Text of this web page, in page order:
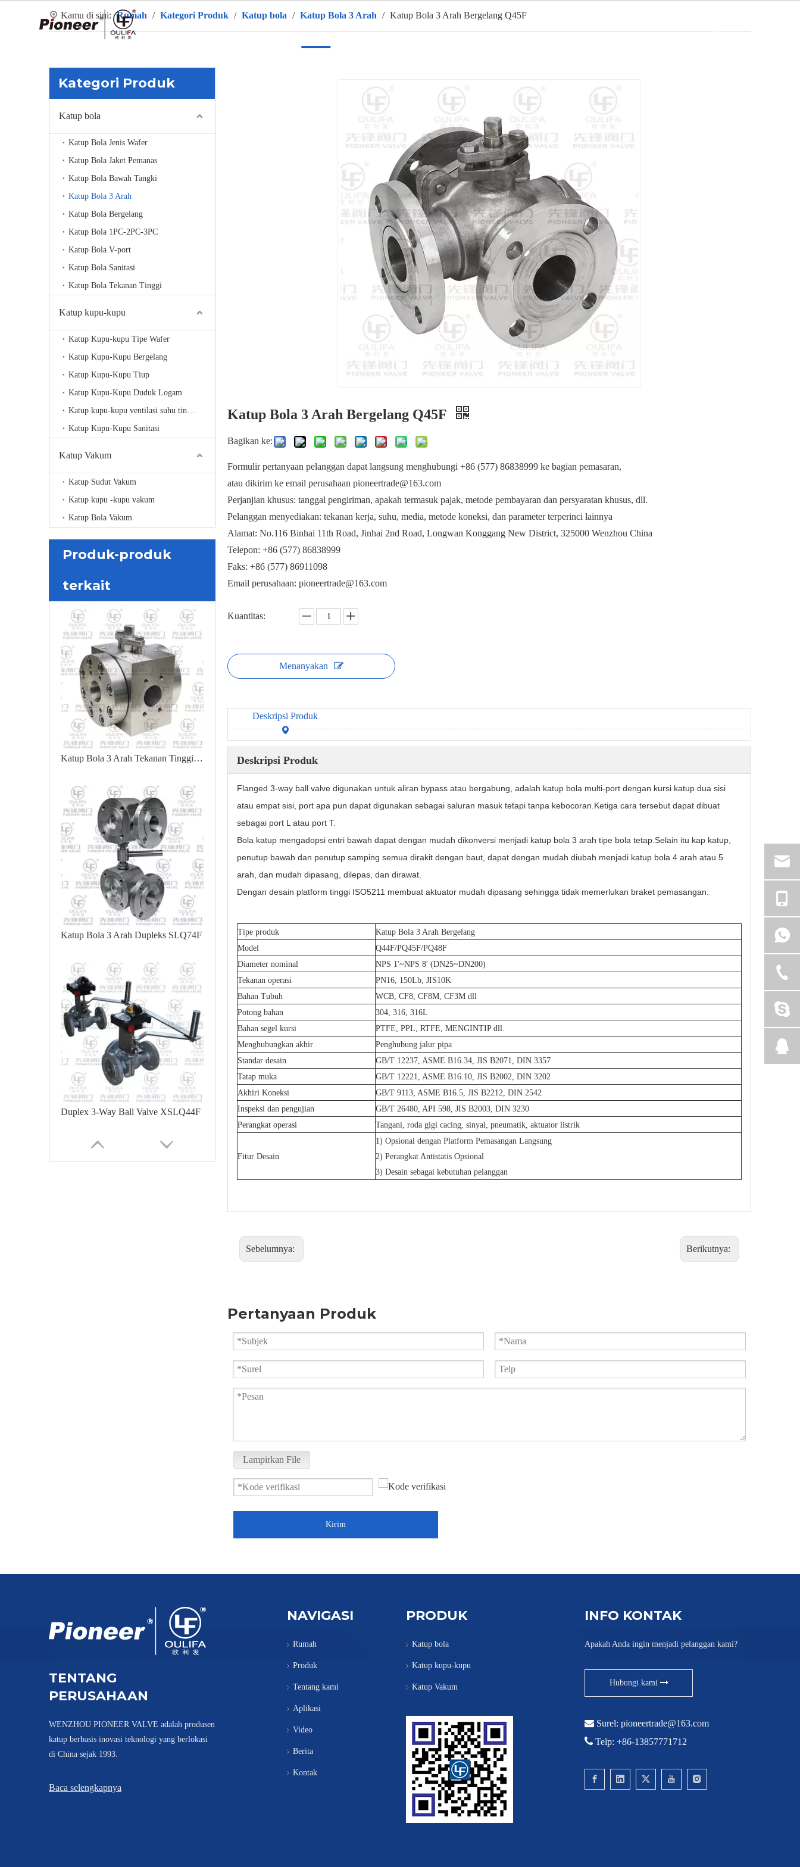
indonesia
Kamu di sini: Rumah / Kategori Produk / Katup bola / Katup Bola 3 Arah / Katup Bola 3 Arah Bergelang Q45F
Kategori Produk
Katup bola
Katup Bola Jenis Wafer
Katup Bola Jaket Pemanas
Katup Bola Bawah Tangki
Katup Bola 3 Arah
Katup Bola Bergelang
Katup Bola 1PC-2PC-3PC
Katup Bola V-port
Katup Bola Sanitasi
Katup Bola Tekanan Tinggi
Katup kupu-kupu
Katup Kupu-kupu Tipe Wafer
Katup Kupu-Kupu Bergelang
Katup Kupu-Kupu Tiup
Katup Kupu-Kupu Duduk Logam
Katup kupu-kupu ventilasi suhu tinggi
Katup Kupu-Kupu Sanitasi
Katup Vakum
Katup Sudut Vakum
Katup kupu -kupu vakum
Katup Bola Vakum
Produk-produk
terkait
Katup Bola 3 Arah Tekanan Tinggi Q44PEEK-3000PSI
Katup Bola 3 Arah Dupleks SLQ74F
Duplex 3-Way Ball Valve XSLQ44F
Katup Bola 3 Arah Bergelang Vertikal PSQ73F
Katup Bola 3 Arah Bergelang Q45F
Bagikan ke:
Formulir pertanyaan pelanggan dapat langsung menghubungi +86 (577) 86838999 ke bagian pemasaran,
atau dikirim ke email perusahaan pioneertrade@163.com
Perjanjian khusus: tanggal pengiriman, apakah termasuk pajak, metode pembayaran dan persyaratan khusus, dll.
Pelanggan menyediakan: tekanan kerja, suhu, media, metode koneksi, dan parameter terperinci lainnya
Alamat: No.116 Binhai 11th Road, Jinhai 2nd Road, Longwan Konggang New District, 325000 Wenzhou China
Telepon: +86 (577) 86838999
Faks: +86 (577) 86911098
Email perusahaan: pioneertrade@163.com
Kuantitas:
Menanyakan
Deskripsi Produk
Deskripsi Produk
Flanged 3-way ball valve digunakan untuk aliran bypass atau bergabung, adalah katup bola multi-port dengan kursi katup dua sisi
atau empat sisi, port apa pun dapat digunakan sebagai saluran masuk tetapi tanpa kebocoran.Ketiga cara tersebut dapat dibuat
sebagai port L atau port T.
Bola katup mengadopsi entri bawah dapat dengan mudah dikonversi menjadi katup bola 3 arah tipe bola tetap.Selain itu kap katup,
penutup bawah dan penutup samping semua dirakit dengan baut, dapat dengan mudah diubah menjadi katup bola 4 arah atau 5
arah, dan mudah dipasang, dilepas, dan dirawat.
Dengan desain platform tinggi ISO5211 membuat aktuator mudah dipasang sehingga tidak memerlukan braket pemasangan.
Tipe produk
Katup Bola 3 Arah Bergelang
Model
Q44F/PQ45F/PQ48F
Diameter nominal
NPS 1'~NPS 8' (DN25~DN200)
Tekanan operasi
PN16, 150Lb, JIS10K
Bahan Tubuh
WCB, CF8, CF8M, CF3M dll
Potong bahan
304, 316, 316L
Bahan segel kursi
PTFE, PPL, RTFE, MENGINTIP dll.
Menghubungkan akhir
Penghubung jalur pipa
Standar desain
GB/T 12237, ASME B16.34, JIS B2071, DIN 3357
Tatap muka
GB/T 12221, ASME B16.10, JIS B2002, DIN 3202
Akhiri Koneksi
GB/T 9113, ASME B16.5, JIS B2212, DIN 2542
Inspeksi dan pengujian
GB/T 26480, API 598, JIS B2003, DIN 3230
Perangkat operasi
Tangani, roda gigi cacing, sinyal, pneumatik, aktuator listrik
Fitur Desain
1) Opsional dengan Platform Pemasangan Langsung
2) Perangkat Antistatis Opsional
3) Desain sebagai kebutuhan pelanggan
Sebelumnya: Berikutnya:
Pertanyaan Produk
Lampirkan File
Kirim
TENTANG
PERUSAHAAN
WENZHOU PIONEER VALVE adalah produsen
katup berbasis inovasi teknologi yang berlokasi
di China sejak 1993.
Baca selengkapnya
NAVIGASI
Rumah
Produk
Tentang kami
Aplikasi
Video
Berita
Kontak
PRODUK
Katup bola
Katup kupu-kupu
Katup Vakum
INFO KONTAK
Apakah Anda ingin menjadi pelanggan kami?
Hubungi kami
 Surel: pioneertrade@163.com
 Telp: +86-13857771712